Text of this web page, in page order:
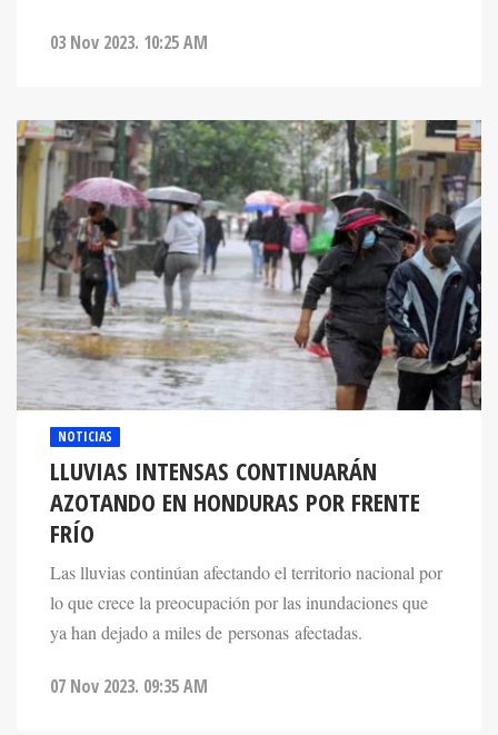
03 Nov 2023. 10:25 AM
NOTICIAS
LLUVIAS INTENSAS CONTINUARÁN
AZOTANDO EN HONDURAS POR FRENTE
FRÍO
Las lluvias continúan afectando el territorio nacional por
lo que crece la preocupación por las inundaciones que
ya han dejado a miles de personas afectadas.
07 Nov 2023. 09:35 AM